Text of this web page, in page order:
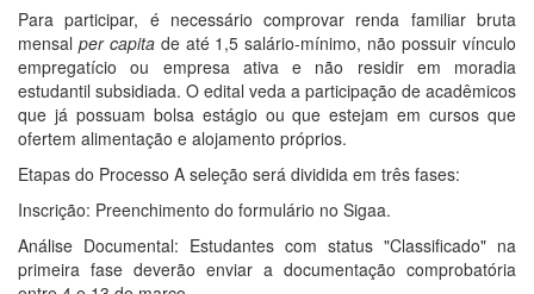
Para participar, é necessário comprovar renda familiar bruta
mensal per capitade até 1,5 salário-mínimo, não possuir vínculo
empregatício ou empresa ativa e não residir em moradia
estudantil subsidiada. O edital veda a participação de acadêmicos
que já possuam bolsa estágio ou que estejam em cursos que
ofertem alimentação e alojamento próprios.
Etapas do Processo A seleção será dividida em três fases:
Inscrição: Preenchimento do formulário no Sigaa.
Análise Documental: Estudantes com status "Classificado" na
primeira fase deverão enviar a documentação comprobatória